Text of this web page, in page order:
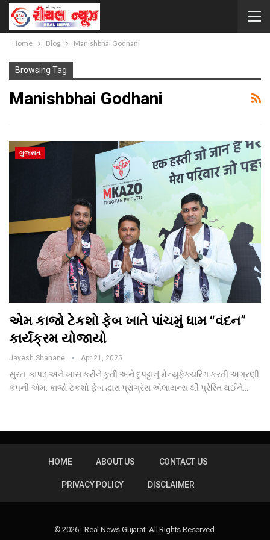
Home Blog Manishbhai Godhani
Browsing Tag
Manishbhai Godhani
ગુજરાત
એમ કાજો ટેકશો ફેબ ખાતે પાંચમું ધામ “વંદન”
કાર્યક્રમ યોજાયો
Jayesh Shahane Apr 21, 2025
સુરત. કાપડ અને ખાસ કરીને કુર્તી અને દુપટ્ટાનું મેન્યુફેક્ચરિંગ કરતી અગ્રણી
કંપની એમ. કાજો ટેકશો ફેબ દ્વારા પ્રોગ્રેસ એલાયન્સ થી પ્રેરિત થઈને…
HOME ABOUT US CONTACT US
PRIVACY POLICY DISCLAIMER
© 2026 - Real News Gujarat. All Rights Reserved.